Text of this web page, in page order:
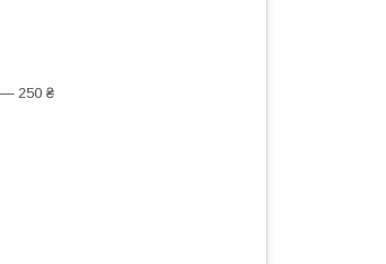
— 250 ₴